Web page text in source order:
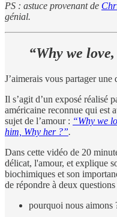
PS : astuce provenant de
génial.
“Why we
J’aimerais vous partager une
Il s’agit d’un exposé réalisé
américaine reconnue qui est
sujet de l’amour : “Why we
him, Why her ?”.
Dans cette vidéo de 20
délicat, l'amour, et explique
biochimiques et son
de répondre à deux
pourquoi nous aimons